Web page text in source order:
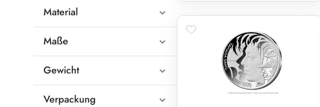
Material
Maße
Gewicht
Verpackung